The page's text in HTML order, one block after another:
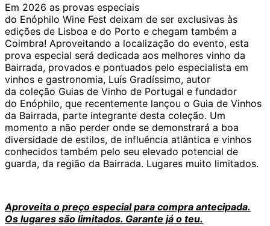
Em 2026 as provas especiais
do Enóphilo Wine Fest deixam de ser exclusivas às
edições de Lisboa e do Porto e chegam também a
Coimbra! Aproveitando a localização do evento, esta
prova especial será dedicada aos melhores vinho da
Bairrada, provados e pontuados pelo especialista em
vinhos e gastronomia, Luís Gradíssimo, autor
da coleção Guias de Vinho de Portugal e fundador
do Enóphilo, que recentemente lançou o Guia de Vinhos
da Bairrada, parte integrante desta coleção. Um
momento a não perder onde se demonstrará a boa
diversidade de estilos, de influência atlântica e vinhos
conhecidos também pelo seu elevado potencial de
guarda, da região da Bairrada. Lugares muito limitados.
Aproveita o preço especial para compra antecipada.
Os lugares são limitados. Garante já o teu.